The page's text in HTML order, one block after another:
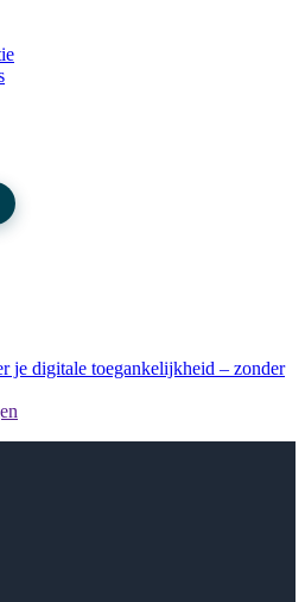
je digitale toegankelijkheid – zonder